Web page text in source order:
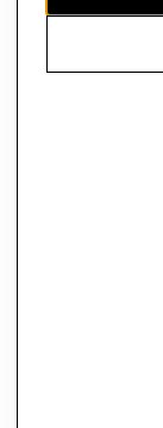
El contenido de